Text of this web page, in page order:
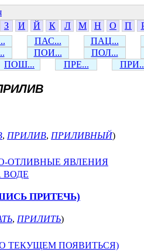
З И Й К Л М Н О П
ПАС...
ПАЦ...
ПОИ...
ПОЛ...
ПОШ... ПРЕ...
, ПРИЛИВ, ПРИЛИВНЫЙ)
ОТЛИВНЫЕ ЯВЛЕНИЯ
ВОДЕ
ПРИТЕЧЬ)
, ПРИЛИТЬ)
ТЕКУЩЕМ ПОЯВИТЬСЯ)